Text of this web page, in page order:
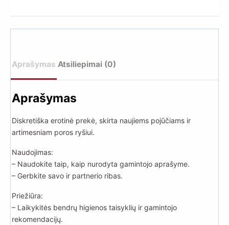
Aprašymas Atsiliepimai (0)
Aprašymas
Diskretiška erotinė prekė, skirta naujiems pojūčiams ir
artimesniam poros ryšiui.
Naudojimas:
– Naudokite taip, kaip nurodyta gamintojo aprašyme.
– Gerbkite savo ir partnerio ribas.
Priežiūra:
– Laikykitės bendrų higienos taisyklių ir gamintojo
rekomendacijų.